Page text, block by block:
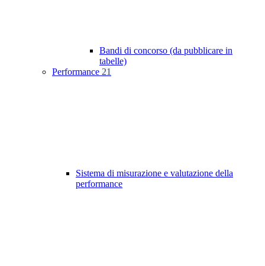
Bandi di concorso (da pubblicare in
tabelle)
Performance 21
Sistema di misurazione e valutazione della
performance